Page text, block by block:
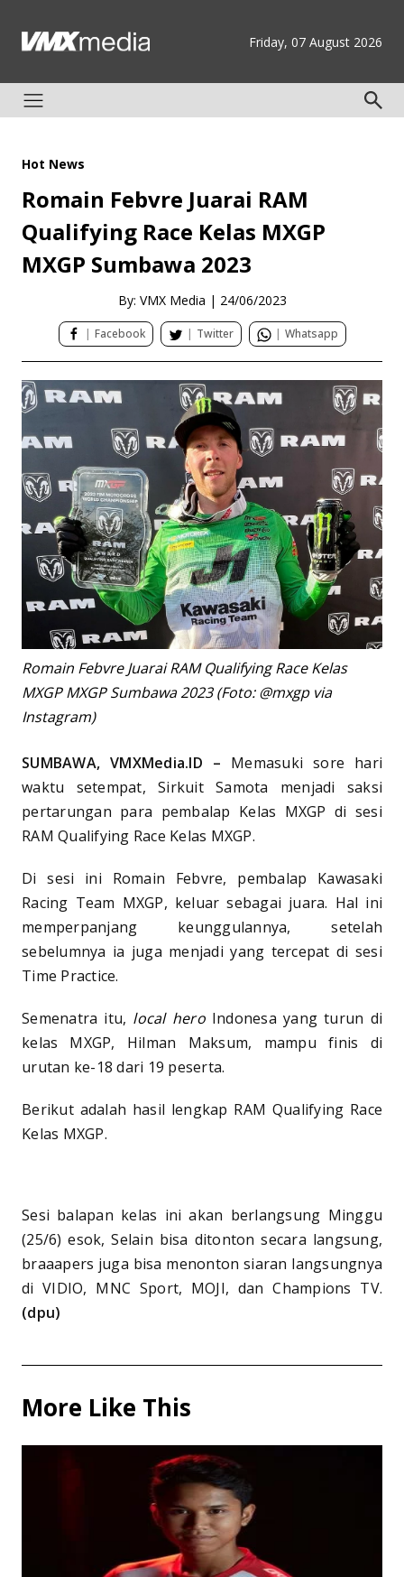
Friday, 07 August 2026
Hot News
Romain Febvre Juarai RAM
Qualifying Race Kelas MXGP
MXGP Sumbawa 2023
By: VMX Media | 24/06/2023
| Facebook | Twitter | Whatsapp
Romain Febvre Juarai RAM Qualifying Race Kelas
MXGP MXGP Sumbawa 2023 (Foto: @mxgp via
Instagram)
SUMBAWA, VMXMedia.ID – Memasuki sore hari
waktu setempat, Sirkuit Samota menjadi saksi
pertarungan para pembalap Kelas MXGP di sesi
RAM Qualifying Race Kelas MXGP.
Di sesi ini Romain Febvre, pembalap Kawasaki
Racing Team MXGP, keluar sebagai juara. Hal ini
memperpanjang keunggulannya, setelah
sebelumnya ia juga menjadi yang tercepat di sesi
Time Practice.
Semenatra itu, local hero Indonesa yang turun di
kelas MXGP, Hilman Maksum, mampu finis di
urutan ke-18 dari 19 peserta.
Berikut adalah hasil lengkap RAM Qualifying Race
Kelas MXGP.
Sesi balapan kelas ini akan berlangsung Minggu
(25/6) esok, Selain bisa ditonton secara langsung,
braaapers juga bisa menonton siaran langsungnya
di VIDIO, MNC Sport, MOJI, dan Champions TV.
(dpu)
More Like This